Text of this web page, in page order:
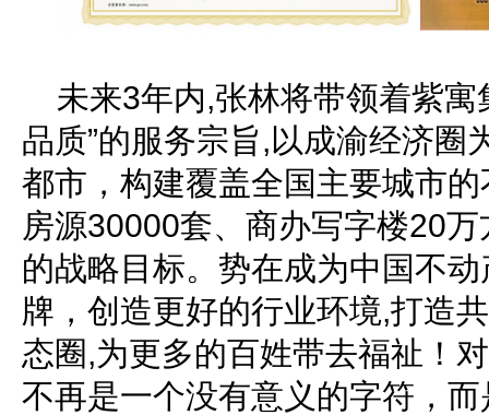
未来3年内,张林将带领着紫寓
品质”的服务宗旨,以成渝经济圈
都市，构建覆盖全国主要城市
房源30000套、商办写字楼20
的战略目标。势在成为中国不
牌，创造更好的行业环境,打造
态圈,为更多的百姓带去福祉！
不再是一个没有意义的字符，